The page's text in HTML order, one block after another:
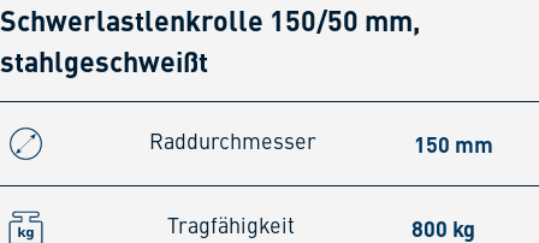
Schwerlastlenkrolle 150/50 mm,
stahlgeschweißt
Raddurchmesser 150 mm
Tragfähigkeit 800 kg